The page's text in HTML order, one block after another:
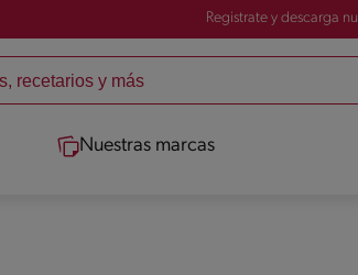
Registrate y descarga
Nuestras marcas